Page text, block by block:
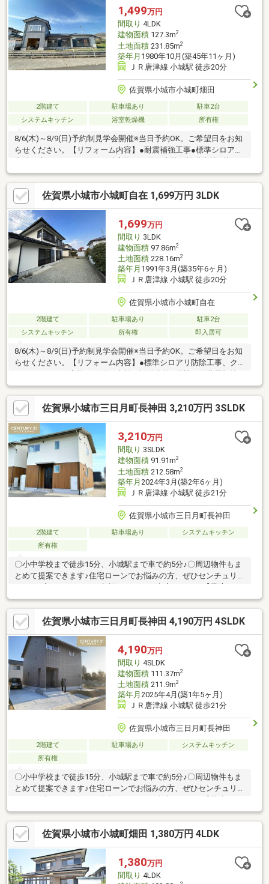
交換、クロス張替え●その他設備給湯器交換、インターホン設
置、火災警報器設置、照明器具交換【おすすめポイント】・耐震
適合証明書を取得す
1,499万円
間取り 4LDK
建物面積127.3m2
土地面積231.85m2
築年月 1980年10月(築45年11ヶ月)
ＪＲ唐津線 小城駅 徒歩20分
佐賀県小城市小城町畑田
2階建て 駐車場あり
駐車2台
システムキッチン
浴室乾燥機 所有権
8/6(木)～8/9(日)予約制見学会開催※当日予約OK。ご希望日をお知
らせください。【リフォーム内容】●耐震補強工事●標準シロアリ
構・外装屋根塗装、外壁塗装、植栽剪定、庭木伐採●水回りシス
テムキッチン交換、ユニットバス交換、トイレ交換、洗面化粧台
交換●内装間取変更、玄関扉交換、室内ドア（一部）交換、床材
上張り、シューズボックス交換、クロス張替え、畳表替え、障
子・襖張替え●その他設備インターホン設置、火災警報器設置、
照明器具交換【おすすめポイント】・耐震適合証明書を取得すれ
ば（要別途費用）、条件に
佐賀県小城市小城町自在 1,699万円 3LDK
1,699万円
間取り 3LDK
建物面積97.86m2
土地面積228.16m2
築年月 1991年3月(築35年6ヶ月)
ＪＲ唐津線 小城駅 徒歩20分
佐賀県小城市小城町自在
2階建て 駐車場あり
駐車2台
システムキッチン
所有権 即入居可
8/6(木)～8/9(日)予約制見学会開催※当日予約OK。ご希望日をお知
らせください。【リフォーム内容】●標準シロアリ防除工事、ク
装、外壁塗装、植栽剪定●水回りシステムキッチン交換、ユニッ
トバス交換、トイレ交換、洗面化粧台交換●内装間取変更、クロ
ス張替え●その他設備インターホン設置、火災警報器設置【おす
すめポイント】・本物件は条件により住宅ローン減税が適用され
ます。・雨漏り、構造上主要な部分の欠陥や・腐食、給排水管の
故障や漏水についてお引渡しより２年間保証・シロアリ防除工事
施工後5年間保証・新
佐賀県小城市三日月町長神田 3,210万円 3SLDK
3,210万円
間取り 3SLDK
建物面積91.91m2
土地面積212.58m2
築年月 2024年3月(築2年6ヶ月)
ＪＲ唐津線 小城駅 徒歩21分
佐賀県小城市三日月町長神田
2階建て 駐車場あり
システムキッチン
所有権
〇小中学校まで徒歩15分、小城駅まで車で約5分♪〇周辺物件もま
とめて提案できます♪住宅ローンでお悩みの方、ぜひセンチュリー
行で最優遇金利の審査を通す】・【難しい条件でも、銀行との折
衝で審査を通す】・【リフォーム費用を住宅ローンに組込可能】
という強みを持っております！お客様の諸事情を考慮し、最適な
住宅ローンプランをご提案させていただきますので、まずはお話
をお聞かせください。≫≫売却依頼・査定・随時承ります≪≪お
客様のご希望に応じて仲介、無料査定を致します！※詳細につき
ましては担当者にお問い合わせください。
佐賀県小城市三日月町長神田 4,190万円 4SLDK
4,190万円
間取り 4SLDK
建物面積111.37m2
土地面積211.9m2
築年月 2025年4月(築1年5ヶ月)
ＪＲ唐津線 小城駅 徒歩21分
佐賀県小城市三日月町長神田
2階建て 駐車場あり
システムキッチン
所有権
〇小中学校まで徒歩15分、小城駅まで車で約5分♪〇周辺物件もま
とめて提案できます♪住宅ローンでお悩みの方、ぜひセンチュリー
行で最優遇金利の審査を通す】・【難しい条件でも、銀行との折
衝で審査を通す】・【リフォーム費用を住宅ローンに組込可能】
という強みを持っております！お客様の諸事情を考慮し、最適な
住宅ローンプランをご提案させていただきますので、まずはお話
をお聞かせください。≫≫売却依頼・査定・随時承ります≪≪お
客様のご希望に応じて仲介、無料査定を致します！※詳細につき
ましては担当者にお問い合わせください。
佐賀県小城市小城町畑田 1,380万円 4LDK
1,380万円
間取り 4LDK